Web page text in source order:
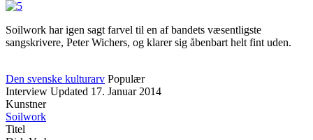
Soilwork har igen sagt farvel til en af bandets væsentligste
sangskrivere, Peter Wichers, og klarer sig åbenbart helt fint uden.
Den svenske kulturarv Populær
Interview Updated 17. Januar 2014
Kunstner
Soilwork
Titel